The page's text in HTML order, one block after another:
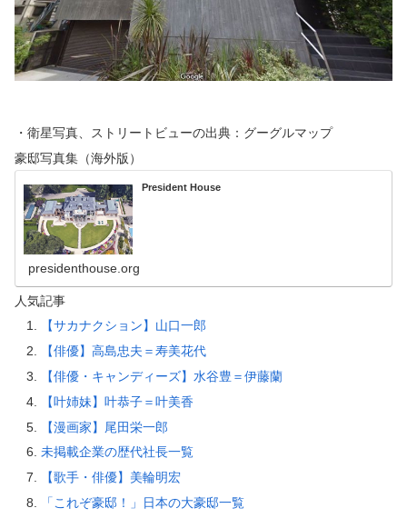
・衛星写真、ストリートビューの出典：グーグルマップ
豪邸写真集（海外版）
President House
presidenthouse.org
人気記事
【サカナクション】山口一郎
【俳優】高島忠夫＝寿美花代
【俳優・キャンディーズ】水谷豊＝伊藤蘭
【叶姉妹】叶恭子＝叶美香
【漫画家】尾田栄一郎
未掲載企業の歴代社長一覧
【歌手・俳優】美輪明宏
「これぞ豪邸！」日本の大豪邸一覧